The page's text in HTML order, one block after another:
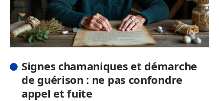
Signes chamaniques et démarche
de guérison : ne pas confondre
appel et fuite